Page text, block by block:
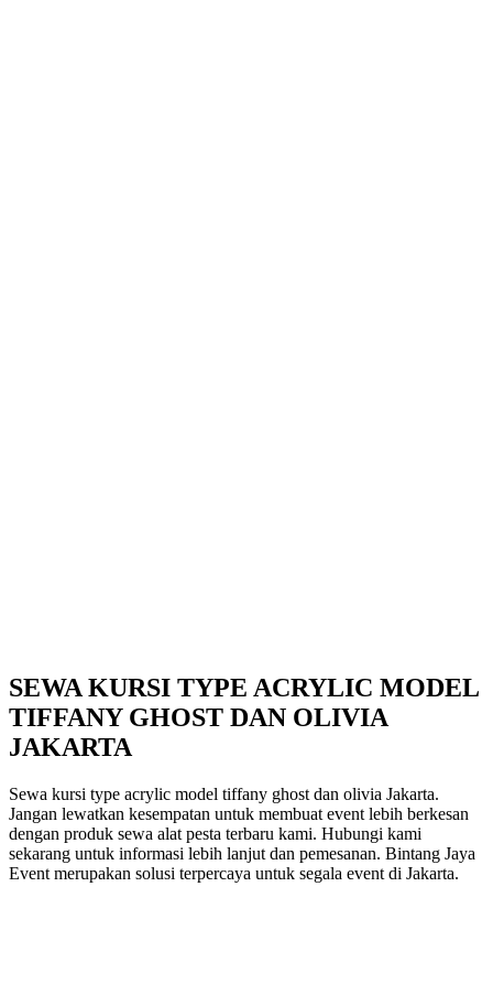
SEWA KURSI TYPE ACRYLIC MODEL
TIFFANY GHOST DAN OLIVIA
JAKARTA
Sewa kursi type acrylic model tiffany ghost dan olivia Jakarta.
Jangan lewatkan kesempatan untuk membuat event lebih berkesan
dengan produk sewa alat pesta terbaru kami. Hubungi kami
sekarang untuk informasi lebih lanjut dan pemesanan. Bintang Jaya
Event merupakan solusi terpercaya untuk segala event di Jakarta.